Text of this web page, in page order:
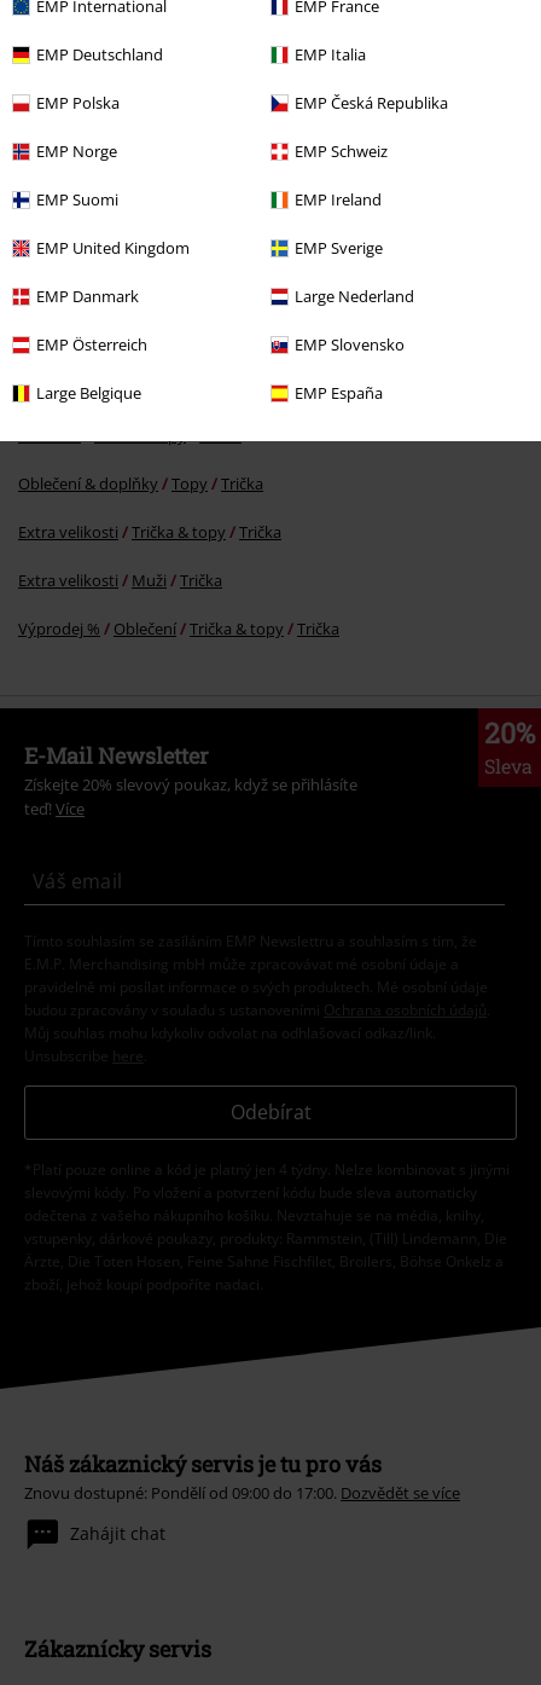
EMP International EMP France
EMP Deutschland EMP Italia
EMP Polska EMP Česká Republika
EMP Norge EMP Schweiz
EMP Suomi EMP Ireland
EMP United Kingdom EMP Sverige
EMP Danmark Large Nederland
EMP Österreich EMP Slovensko
Large Belgique EMP España
Kč 467,00
More categories. More options.
Oblečení & doplňky Topy Trička
Extra velikosti Trička & topy Trička
Extra velikosti Muži Trička
Výprodej % Oblečení Trička & topy Trička
20%
Sleva
E-Mail Newsletter
Získejte 20% slevový poukaz, když se přihlásíte
teď! Více
Tímto souhlasím se zasíláním EMP Newslettru a souhlasím s tím, že
E.M.P. Merchandising mbH může zpracovávat mé osobní údaje a
pravidelně mi posílat informace o svých produktech. Mé osobní údaje
budou zpracovány v souladu s ustanoveními
Ochrana osobních údajů
Můj souhlas mohu kdykoliv odvolat na odhlašovací odkaz/link.
Unsubscribe here
Odebírat
*Platí pouze online a kód je platný jen 4 týdny. Nelze kombinovat s jinými
slevovými kódy. Po vložení a potvrzení kódu bude sleva automaticky
odečtena z vašeho nákupního košíku. Nevztahuje se na média, knihy,
vstupenky, dárkové poukazy, produkty: Rammstein, (Till) Lindemann, Die
Ärzte, Die Toten Hosen, Feine Sahne Fischfilet, Broilers, Böhse Onkelz a
zboží, jehož koupí podpoříte nadaci.
Náš zákaznický servis je tu pro vás
Znovu dostupné: Pondělí od 09:00 do 17:00. Dozvědět se více
Zahájit chat
Zákaznícky servis